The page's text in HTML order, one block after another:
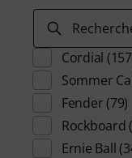
Cordial
Sommer
Fender (79)
Rockboard
Ernie Ball